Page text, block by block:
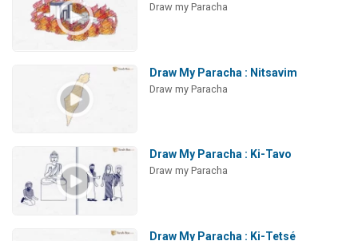
Draw my Paracha
Draw My Paracha : Nitsavim
Draw my Paracha
Draw My Paracha : Ki-Tavo
Draw my Paracha
Draw My Paracha : Ki-Tetsé